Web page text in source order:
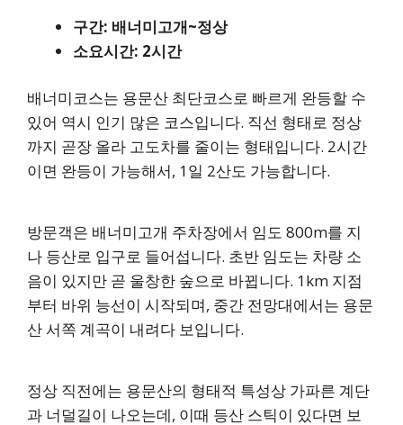
구간: 배너미고개~정상
소요시간: 2시간
배너미코스는 용문산 최단코스로 빠르게 완등할 수
있어 역시 인기 많은 코스입니다. 직선 형태로 정상
까지 곧장 올라 고도차를 줄이는 형태입니다. 2시간
이면 완등이 가능해서, 1일 2산도 가능합니다.
방문객은 배너미고개 주차장에서 임도 800m를 지
나 등산로 입구로 들어섭니다. 초반 임도는 차량 소
음이 있지만 곧 울창한 숲으로 바뀝니다. 1km 지점
부터 바위 능선이 시작되며, 중간 전망대에서는 용문
산 서쪽 계곡이 내려다 보입니다.
정상 직전에는 용문산의 형태적 특성상 가파른 계단
과 너덜길이 나오는데, 이때 등산 스틱이 있다면 보